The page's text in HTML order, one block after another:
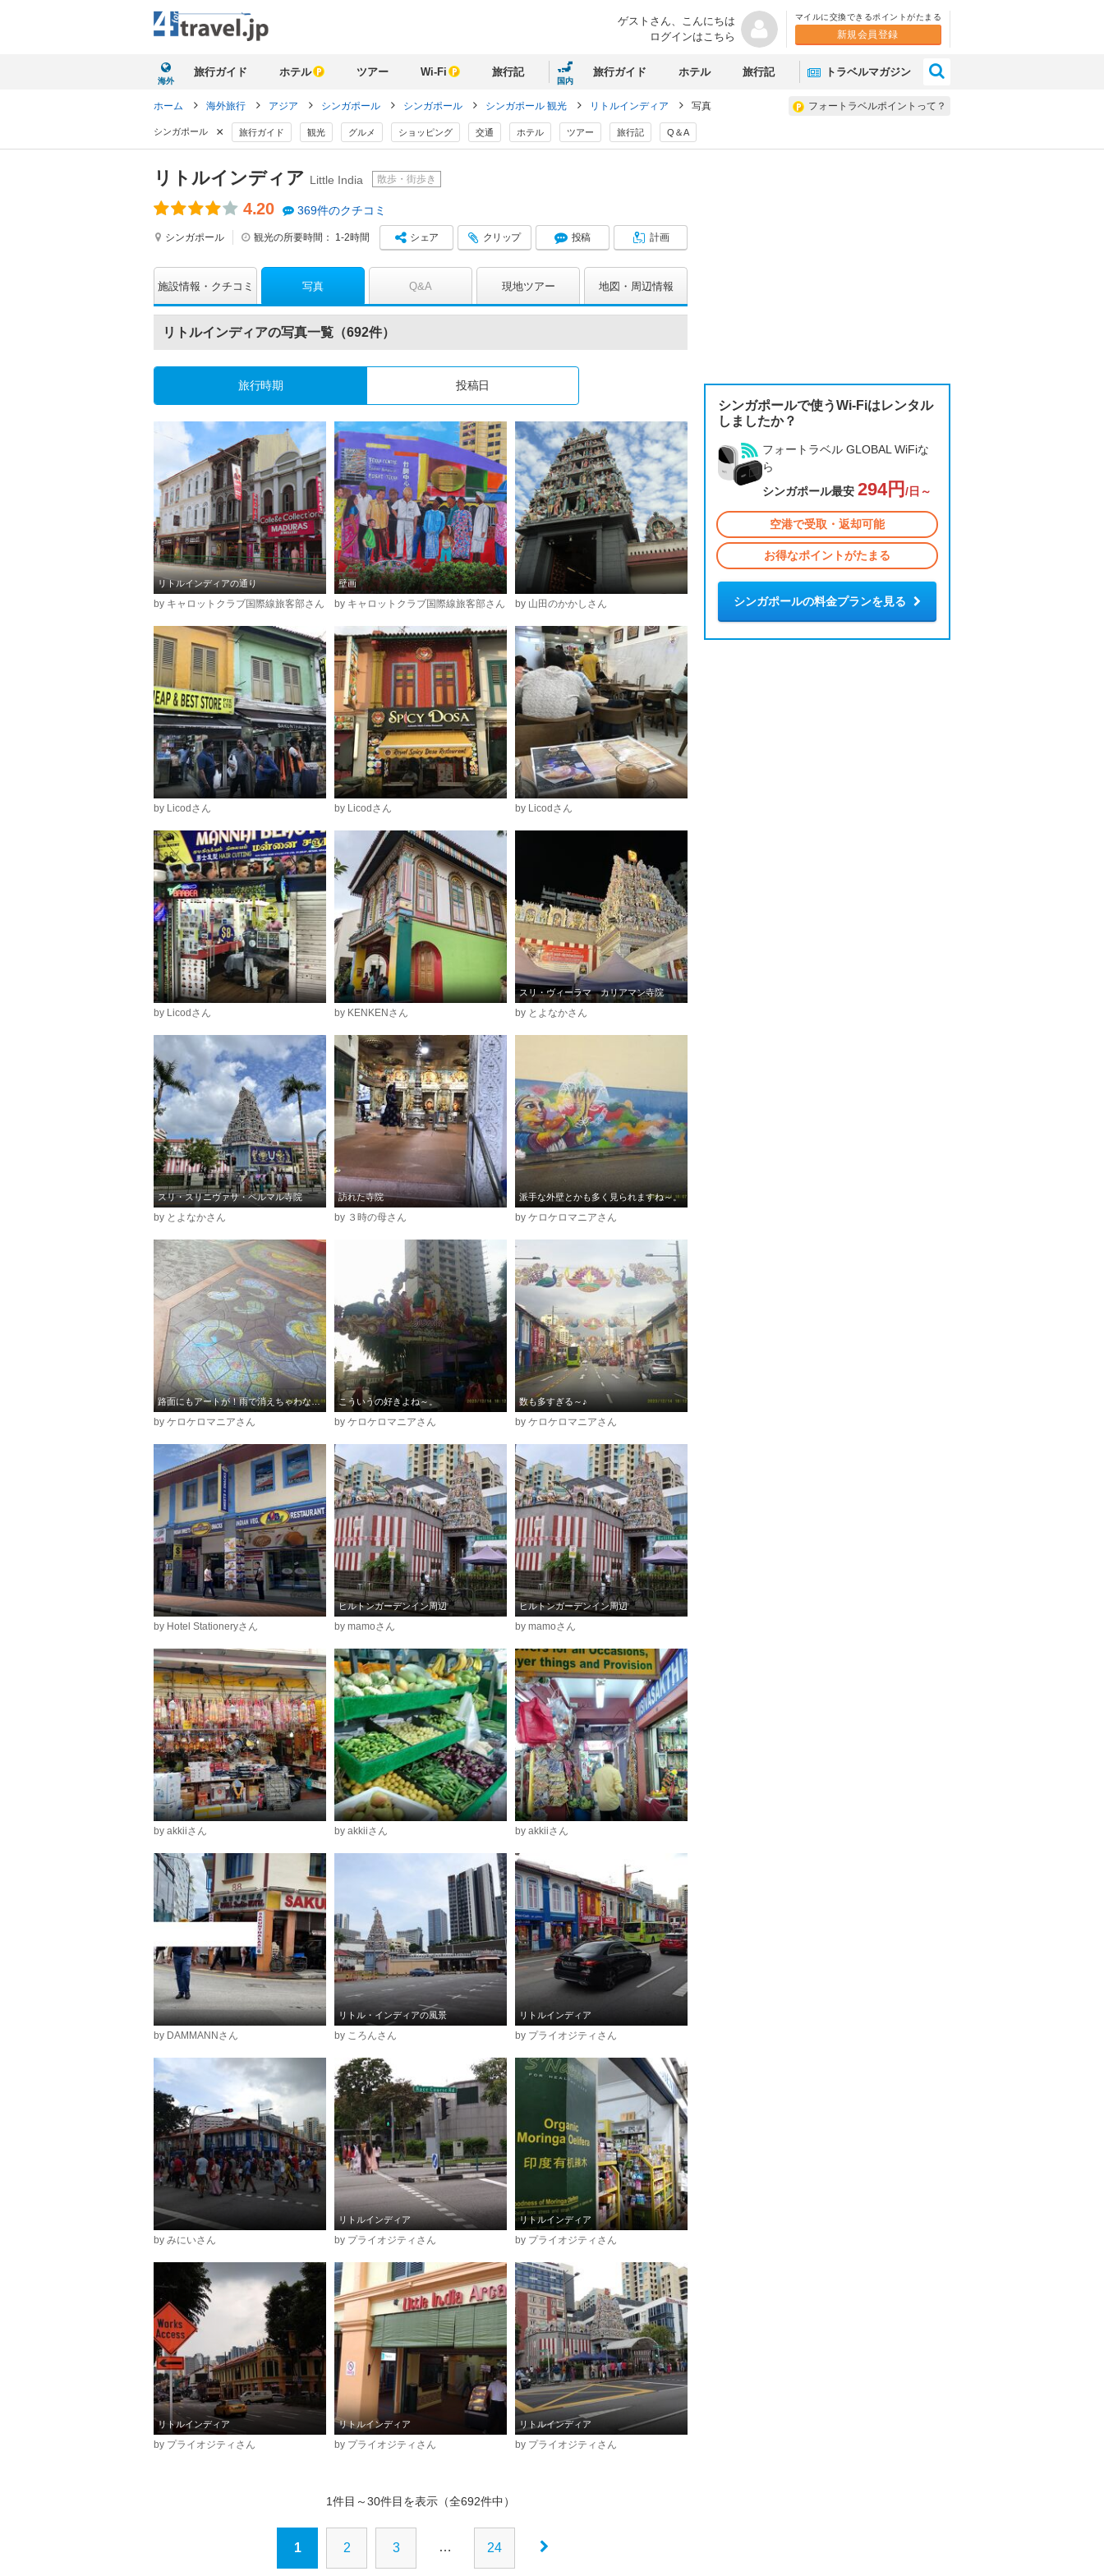
ゲストさん、 こんにちは
ログインはこちら
マイルに交換できるポイントがたまる
新規会員登録
海外
旅行ガイド ホテル ツアー Wi-Fi 旅行記
国内
旅行ガイド ホテル 旅行記 トラベルマガジン
フォートラベルポイントって？
ホーム 海外旅行 アジア シンガポール シンガポール シンガポール 観光 リトルインディア 写真
シンガポール × 旅行ガイド 観光 グルメ ショッピング 交通 ホテル ツアー 旅行記 Q＆A
リトルインディア Little India 散歩・街歩き
4.20 369件のクチコミ
シンガポール 観光の所要時間： 1-2時間 シェア クリップ 投稿 計画
施設情報 クチコミ 写真 Q&A 現地ツアー 地図 周辺情報
リトルインディアの写真一覧（692件）
旅行時期 投稿日
リトルインディアの通り
by キャロットクラブ国際線旅客部さん
壁画
by キャロットクラブ国際線旅客部さん by 山田のかかしさん
by Licodさん by Licodさん by Licodさん
by Licodさん by KENKENさん
スリ・ヴィーラマ カリアマン寺院
by とよなかさん
スリ・スリニヴァサ・ペルマル寺院
by とよなかさん
訪れた寺院
by ３時の母さん
派手な外壁とかも多く見られますね～。
by ケロケロマニアさん
路面にもアートが！雨で消えちゃわないか心配…。
by ケロケロマニアさん
こういうの好きよね～。
by ケロケロマニアさん
数も多すぎる～♪
by ケロケロマニアさん
by Hotel Stationeryさん
ヒルトンガーデンイン周辺
by mamoさん
ヒルトンガーデンイン周辺
by mamoさん
by akkiiさん by akkiiさん by akkiiさん
by DAMMANNさん
リトル・インディアの風景
by ころんさん
リトルインディア
by プライオジティさん
by みにいさん
リトルインディア
by プライオジティさん
リトルインディア
by プライオジティさん
リトルインディア
by プライオジティさん
リトルインディア
by プライオジティさん
リトルインディア
by プライオジティさん
1件目～30件目を表示（全692件中）
1 2 3 … 24
シンガポールで使うWi-Fiはレンタル
しましたか？
フォートラベル GLOBAL WiFiな
ら
シンガポール最安 294円 /日～
空港で受取・返却可能
お得なポイントがたまる
シンガポールの料金プランを見る